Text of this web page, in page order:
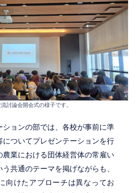
討論会開会式の様子です。
ションの部では、各校が事前に準
についてプレゼンテーションを行
農業における団体経営体の常雇い
共通のテーマを掲げながらも、
向けたアプローチは異なってお